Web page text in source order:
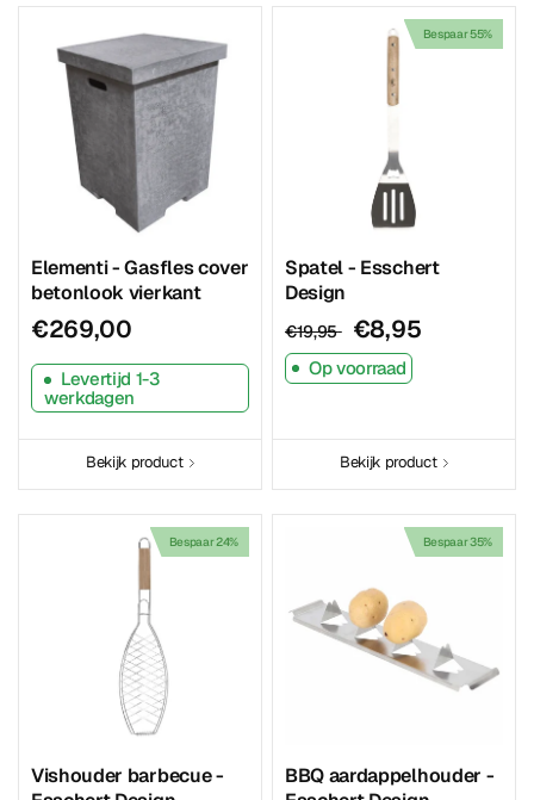
Elementi - Gasfles cover
betonlook vierkant
€269,00
Levertijd 1-3
werkdagen
Bekijk product
Bespaar 55%
Spatel - Esschert
Design
€19,95 €8,95
Op voorraad
Bekijk product
Bespaar 24%
Vishouder barbecue -
Bespaar 35%
BBQ aardappelhouder -